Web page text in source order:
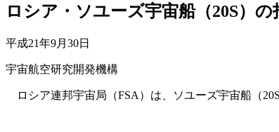
ロシア・ソユーズ宇宙船（20S）
平成21年9月30日
宇宙航空研究開発機構
ロシア連邦宇宙局（FSA）は、ソユーズ宇宙船（